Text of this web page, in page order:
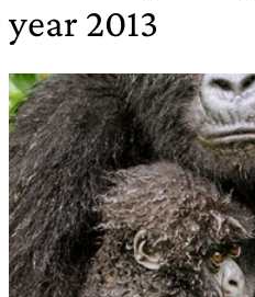
year 2013